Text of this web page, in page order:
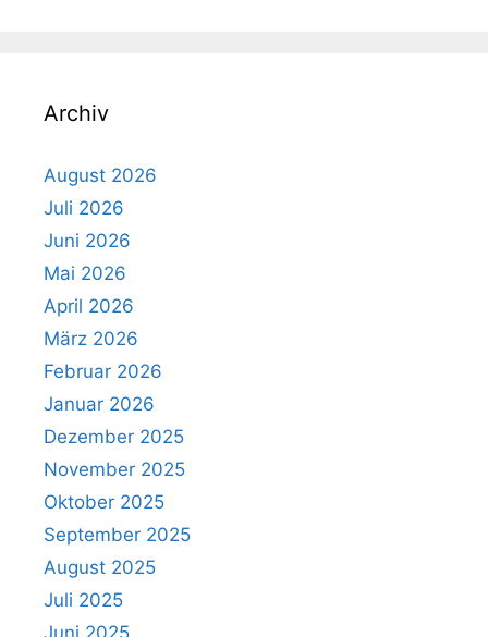
Archiv
August 2026
Juli 2026
Juni 2026
Mai 2026
April 2026
März 2026
Februar 2026
Januar 2026
Dezember 2025
November 2025
Oktober 2025
September 2025
August 2025
Juli 2025
Juni 2025